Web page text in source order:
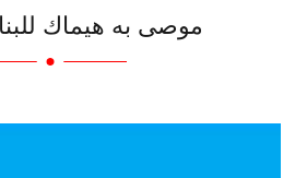
موصى به هيماك